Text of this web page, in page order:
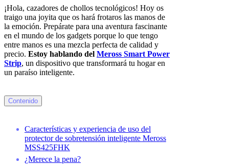
¡Hola, cazadores de chollos tecnológicos! Hoy os
traigo una joyita que os hará frotaros las manos de
la emoción. Prepárate para una aventura fascinante
en el mundo de los gadgets porque lo que tengo
entre manos es una mezcla perfecta de calidad y
precio. Estoy hablando del Meross Smart Power
Strip, un dispositivo que transformará tu hogar en
un paraíso inteligente.
Contenido
Características y experiencia de uso del
protector de sobretensión inteligente Meross
MSS425FHK
¿Merece la pena?